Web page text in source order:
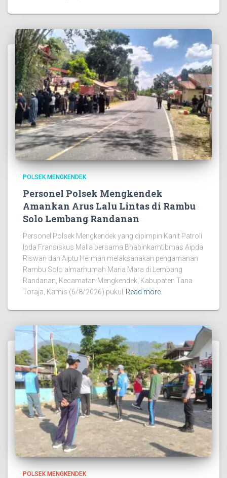
POLSEK MENGKENDEK
Personel Polsek Mengkendek
Amankan Arus Lalu Lintas di Rambu
Solo Lembang Randanan
Personel Polsek Mengkendek yang dipimpin Kanit Patroli
Ipda Fransiskus Malla bersama Bhabinkamtibmas Aipda
Riswan dan Aiptu Herman melaksanakan pengamanan
Rambu Solo almarhumah Maria Mara di Lembang
Randanan, Kecamatan Mengkendek, Kabupaten Tana
Toraja, Kamis (6/8/2026) pukul
Read more
POLSEK MENGKENDEK